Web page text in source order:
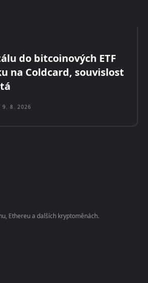
do bitcoinových ETF
na Coldcard, souvislost
9. 8. 2026
Ethereu a dalších kryptoměnách.